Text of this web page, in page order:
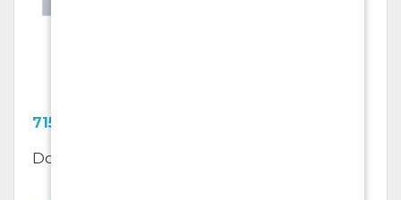
715.11
Dopisní obálky C 5, samolepící, bílé